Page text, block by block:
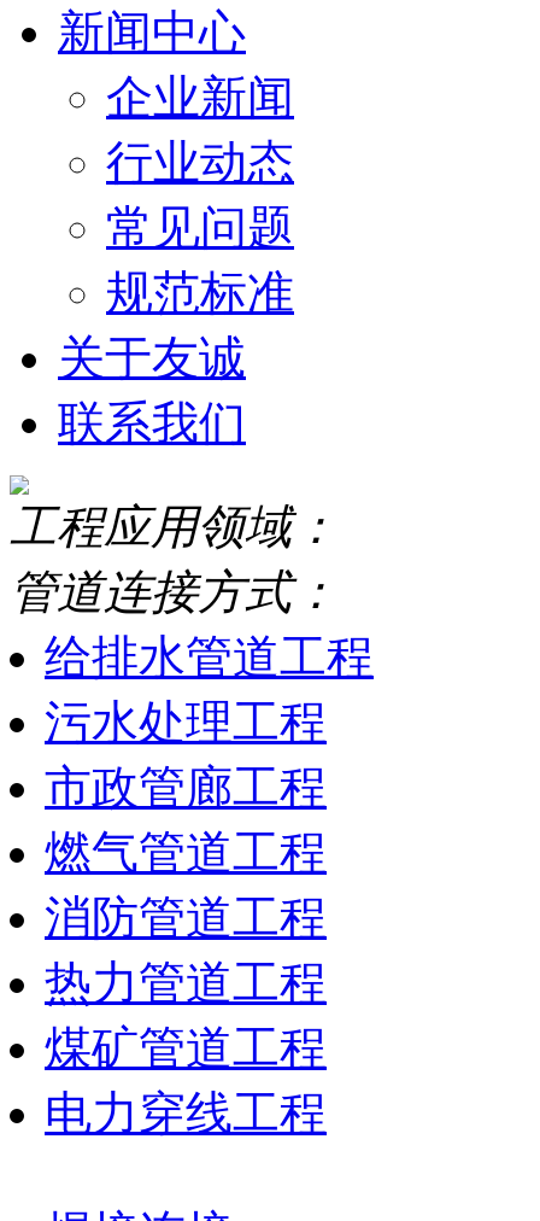
新闻中心
企业新闻
行业动态
常见问题
规范标准
关于友诚
联系我们
工程应用领域：
管道连接方式：
给排水管道工程
污水处理工程
市政管廊工程
燃气管道工程
消防管道工程
热力管道工程
煤矿管道工程
电力穿线工程